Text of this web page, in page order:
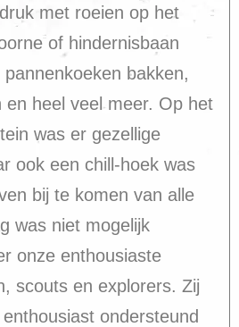
met roeien op het
of hindernisbaan
pannenkoeken bakken,
en heel veel meer. Op het
was er gezellige
ook een chill-hoek was
bij te komen van alle
was niet mogelijk
onze enthousiaste
scouts en explorers. Zij
ondersteund